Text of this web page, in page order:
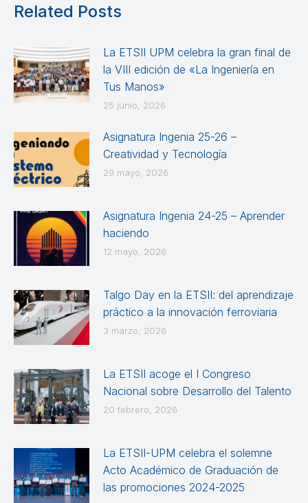
Related Posts
La ETSII UPM celebra la gran final de
la VIII edición de «La Ingeniería en
Tus Manos»
25 junio, 2026
Asignatura Ingenia 25-26 –
Creatividad y Tecnología
29 mayo, 2026
Asignatura Ingenia 24-25 – Aprender
haciendo
12 mayo, 2026
Talgo Day en la ETSII: del aprendizaje
práctico a la innovación ferroviaria
3 marzo, 2026
La ETSII acoge el I Congreso
Nacional sobre Desarrollo del Talento
20 febrero, 2026
La ETSII-UPM celebra el solemne
Acto Académico de Graduación de
las promociones 2024-2025